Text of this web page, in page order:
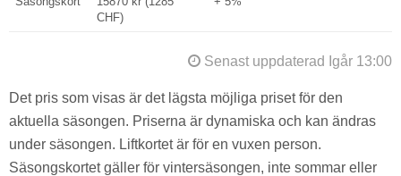
CHF)
Senast uppdaterad Igår 13:00
Det pris som visas är det lägsta möjliga priset för den
aktuella säsongen. Priserna är dynamiska och kan ändras
under säsongen. Liftkortet är för en vuxen person.
Säsongskortet gäller för vintersäsongen, inte sommar eller